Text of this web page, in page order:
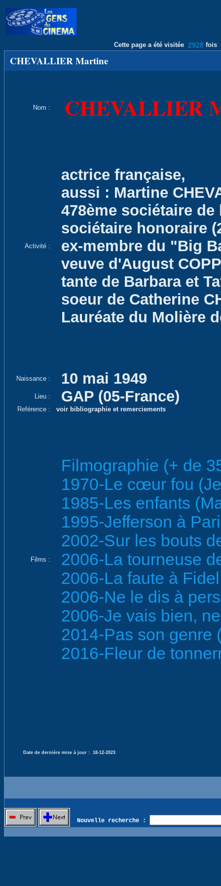
Cette page a été visitée 2928 fois
CHEVALLIER Martine
Nom : CHEVALLIER
Activité :
actrice française,
aussi : Martine
478ème sociétaire de
sociétaire honoraire
ex-membre du "Big
veuve d'August
tante de Barbara et
soeur de Catherine
Lauréate du Molière
Naissance : 10 mai 1949
Lieu : GAP (05-France)
Reférence : voir bibliographie et remerciements
Films :
Filmographie (+ de
1970-Le cœur fou
1985-Les enfants
1995-Jefferson à
2002-Sur les bouts
2006-La tourneuse
2006-La faute à
2006-Ne le dis à
2006-Je vais bien,
2014-Pas son genre
2016-Fleur de
Date de dernière mise à jour : 18-12-2023
Nouvelle recherche :